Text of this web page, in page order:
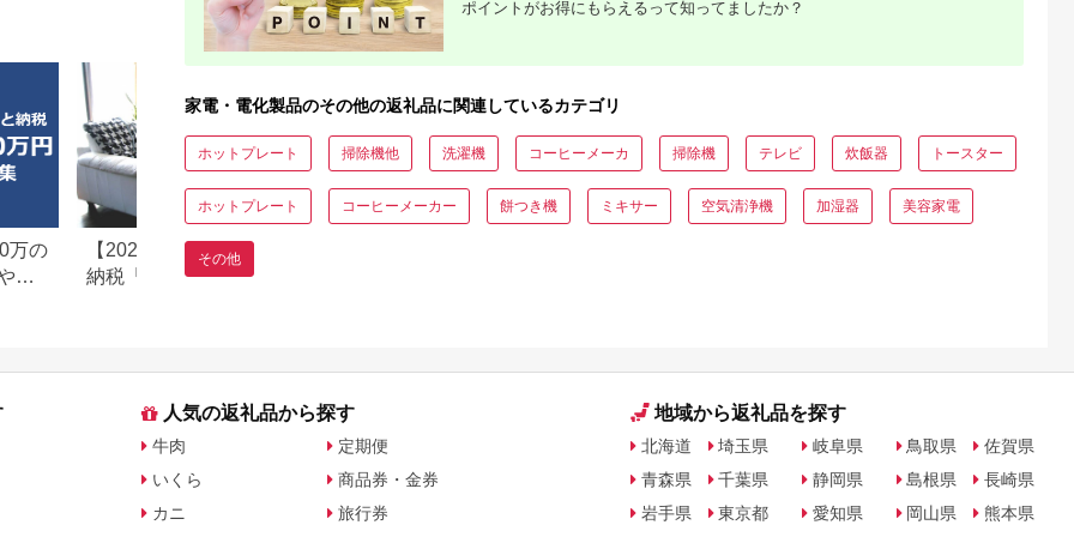
万の
子
【2026年最新版】ふるさと
納税「食べ物以外」返礼品
ポイントがお得にもらえるって知ってましたか？
家電・電化製品のその他の返礼品に関連しているカテゴリ
ホットプレート 掃除機他 洗濯機 コーヒーメーカ 掃除機 テレビ 炊飯器 トースター
ホットプレート コーヒーメーカー 餅つき機 ミキサー 空気清浄機 加湿器 美容家電
その他
人気の返礼品から探す
牛肉
いくら
カニ
定期便
商品券・金券
旅行券
地域から返礼品を探す
北海道
青森県
岩手県
埼玉県
千葉県
東京都
岐阜県
静岡県
愛知県
鳥取県
島根県
岡山県
佐賀県
長崎県
熊本県